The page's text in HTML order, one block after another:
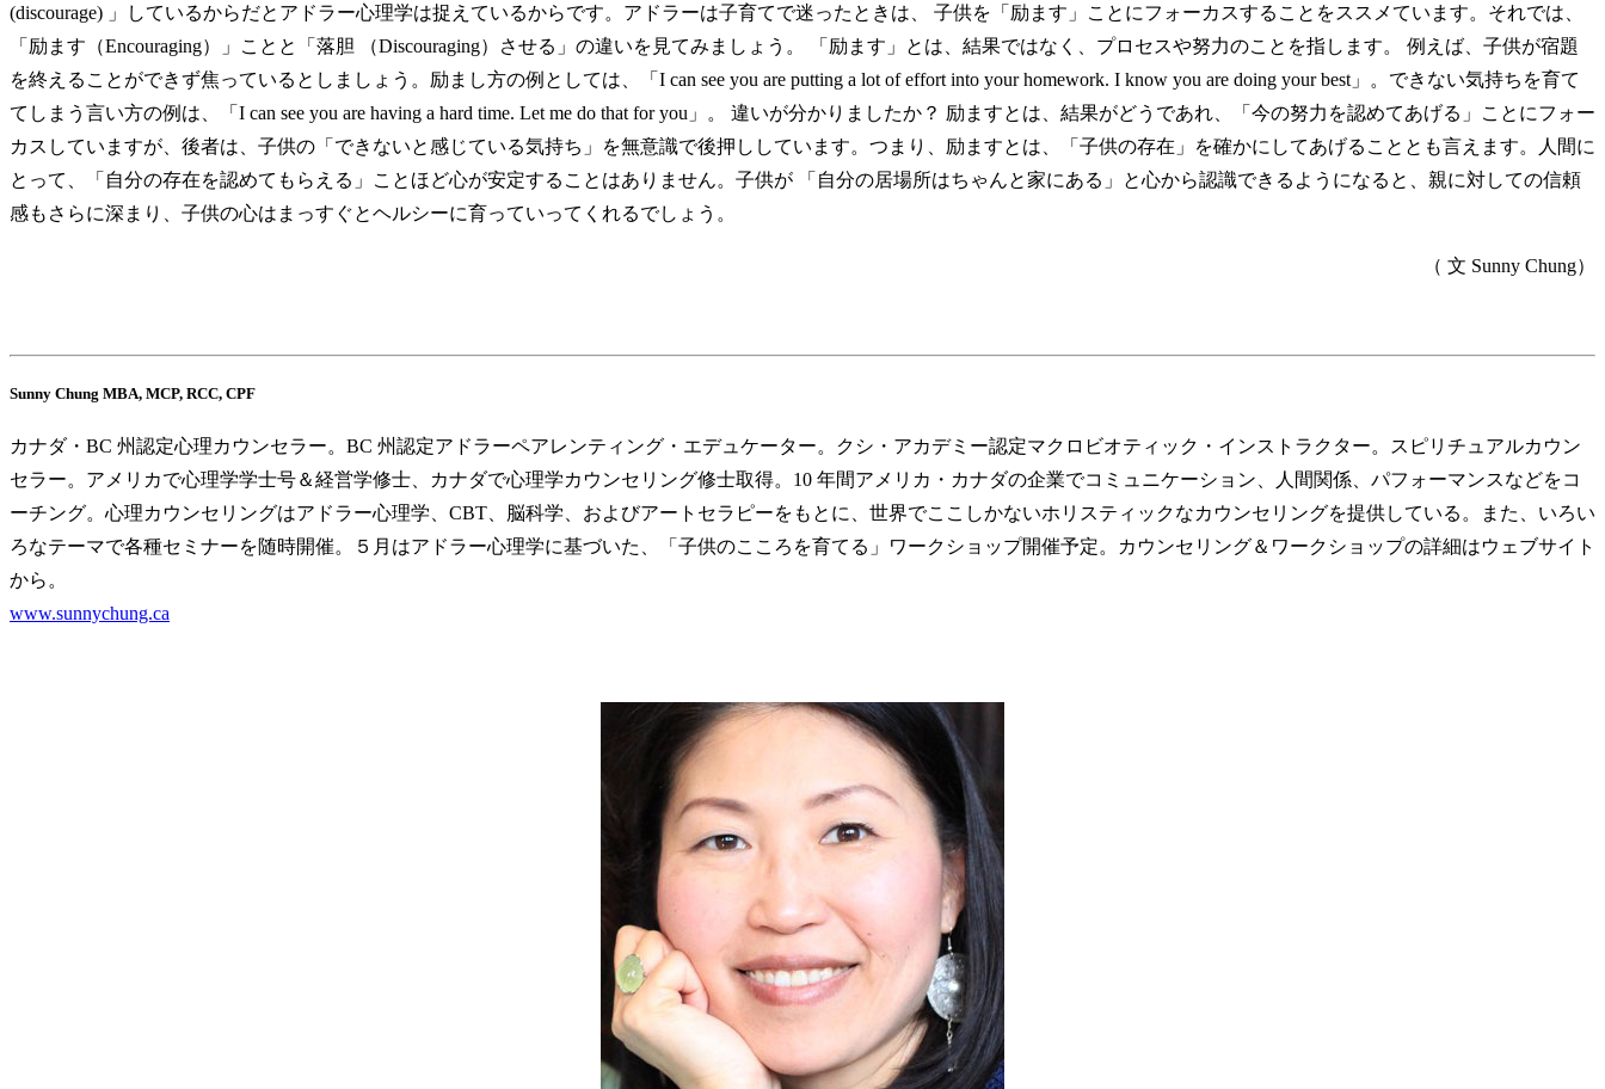
(discourage) 」しているからだとアドラー心理学は捉えているからです。アドラーは子育てで迷ったときは、 子供を「励ます」ことにフォーカスすることをススメています。それでは、
「励ます（Encouraging）」ことと「落胆 （Discouraging）させる」の違いを見てみましょう。 「励ます」とは、結果ではなく、プロセスや努力のことを指します。 例えば、子供が宿題
を終えることができず焦っているとしましょう。励まし方の例としては、「I can see you are putting a lot of effort into your homework. I know you are doing your best」。できない気持ちを育て
てしまう言い方の例は、「I can see you are having a hard time. Let me do that for you」。 違いが分かりましたか？ 励ますとは、結果がどうであれ、「今の努力を認めてあげる」ことにフォー
カスしていますが、後者は、子供の「できないと感じている気持ち」を無意識で後押ししています。つまり、励ますとは、「子供の存在」を確かにしてあげることとも言えます。人間に
とって、「自分の存在を認めてもらえる」ことほど心が安定することはありません。子供が 「自分の居場所はちゃんと家にある」と心から認識できるようになると、親に対しての信頼
感もさらに深まり、子供の心はまっすぐとヘルシーに育っていってくれるでしょう。
（ 文 Sunny Chung）
Sunny Chung MBA, MCP, RCC, CPF
カナダ・BC 州認定心理カウンセラー。BC 州認定アドラーペアレンティング・エデュケーター。クシ・アカデミー認定マクロビオティック・インストラクター。スピリチュアルカウン
セラー。アメリカで心理学学士号＆経営学修士、カナダで心理学カウンセリング修士取得。10 年間アメリカ・カナダの企業でコミュニケーション、人間関係、パフォーマンスなどをコ
ーチング。心理カウンセリングはアドラー心理学、CBT、脳科学、およびアートセラピーをもとに、世界でここしかないホリスティックなカウンセリングを提供している。また、いろい
ろなテーマで各種セミナーを随時開催。５月はアドラー心理学に基づいた、「子供のこころを育てる」ワークショップ開催予定。カウンセリング＆ワークショップの詳細はウェブサイト
から。
www.sunnychung.ca